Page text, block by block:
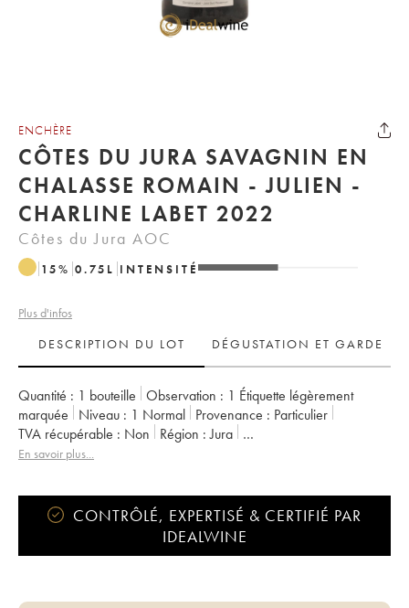
ENCHÈRE
CÔTES DU JURA SAVAGNIN EN
CHALASSE ROMAIN - JULIEN -
CHARLINE LABET 2022
Côtes du Jura AOC
15% 0.75 L INTENSITÉ
Plus d'infos
DESCRIPTION DU LOT
DÉGUSTATION ET GARDE
Quantité : 1 bouteille Observation : 1 Étiquette légèrement
marquée
Niveau : 1 Normal Provenance : particulier
TVA récupérable :
non Région : Jura
Appellation :
En savoir plus...
CONTRÔLÉ, EXPERTISÉ & CERTIFIÉ PAR
IDEALWINE